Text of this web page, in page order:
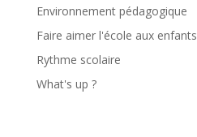
Environnement pédagogique
Faire aimer l'école aux enfants
Rythme scolaire
What's up ?